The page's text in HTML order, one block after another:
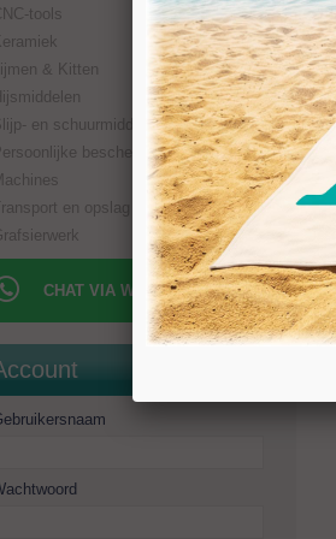
tools
& Kitten
en schuurmiddelen
bescherming
en opslag
CHAT VIA WHATSAPP